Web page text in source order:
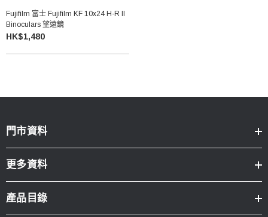
Fujifilm 富士 Fujifilm KF 10x24 H-R II
Binoculars 望遠鏡
HK$1,480
門市資料
更多資料
產品目錄